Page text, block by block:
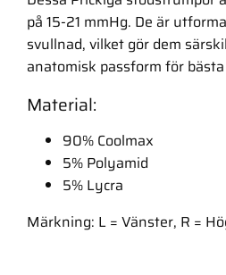
på 15-21 mmHg. De är
svullnad, vilket gör dem
anatomisk passform för
Material:
90% Coolmax
5% Polyamid
5% Lycra
Märkning: L = Vänster, R =